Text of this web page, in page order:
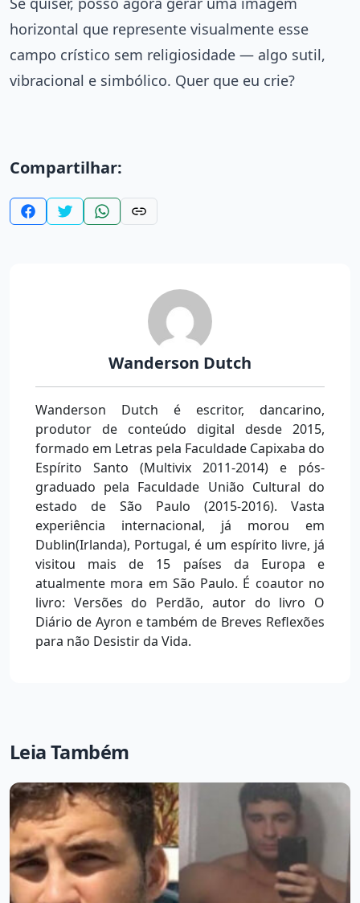
horizontal que represente visualmente esse
campo crístico sem religiosidade — algo sutil,
vibracional e simbólico. Quer que eu crie?
Compartilhar:
Wanderson Dutch
Wanderson Dutch é escritor, dancarino,
produtor de conteúdo digital desde 2015,
formado em Letras pela Faculdade Capixaba do
Espírito Santo (Multivix 2011-2014) e pós-
graduado pela Faculdade União Cultural do
estado de São Paulo (2015-2016). Vasta
experiência internacional, já morou em
Dublin(Irlanda), Portugal, é um espírito livre, já
visitou mais de 15 países da Europa e
atualmente mora em São Paulo. É coautor no
livro: Versões do Perdão, autor do livro O
Diário de Ayron e também de Breves Reflexões
para não Desistir da Vida.
Leia Também